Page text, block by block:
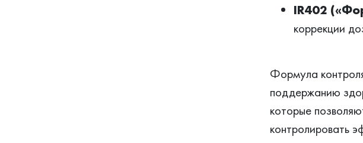
IR402
коррекции
Формула
поддержанию
которые
контролировать